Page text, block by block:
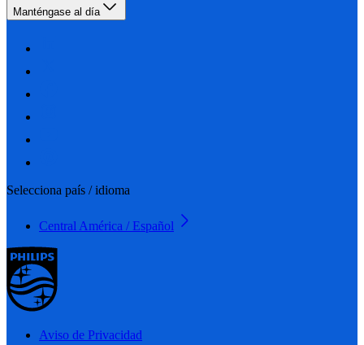
Manténgase al día
Selecciona país / idioma
Central América / Español
Aviso de Privacidad